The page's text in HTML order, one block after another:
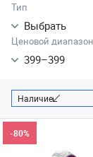
Тип
Выбрать
Ценовой диапазон
399–399
Наличие
-80%